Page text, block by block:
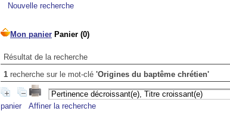
Nouvelle recherche
Résultat de la recherche
1 recherche sur le mot-clé 'Origines du baptême chrétien'
panier
Affiner la recherche